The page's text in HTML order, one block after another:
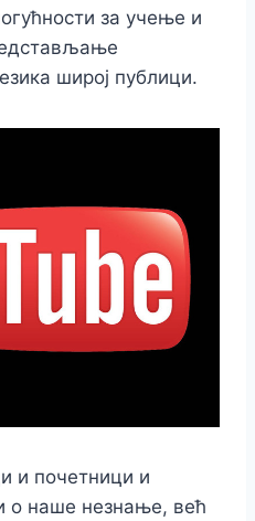
за учење и
широј публици.
и почетници и
о наше незнање, већ